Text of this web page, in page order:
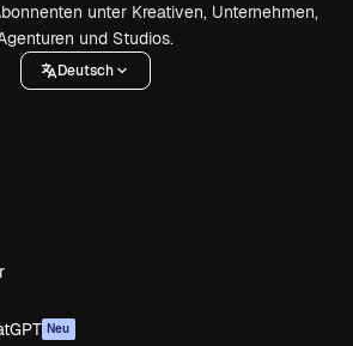
unter Kreativen, Unternehmen,
und Studios.
Deutsch
Neu